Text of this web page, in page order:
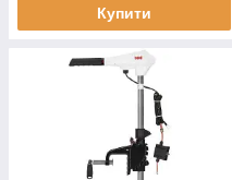
Купити